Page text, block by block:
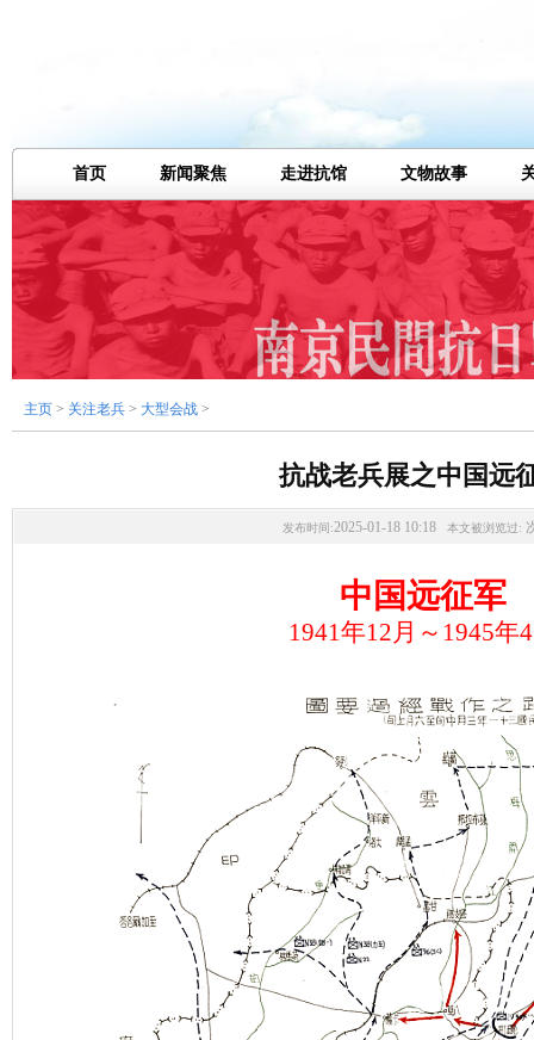
首页 新闻聚焦 走进抗馆 文物故事
主页 > 关注老兵 > 大型会战 >
抗战老兵展之中国远
发布时间:2025-01-18 10:18 本文被浏览过:
中国远征军
1941年12月～1945年